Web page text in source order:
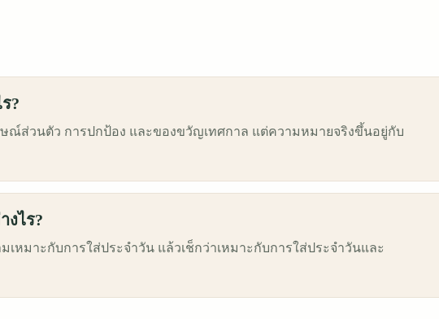
?
ณ์ส่วนตัว การปกป้อง และของขวัญเทศกาล แต่ความหมายจริงขึ้นอยู่กับ
งไร?
หมาะกับการใส่ประจำวัน แล้วเช็กว่าเหมาะกับการใส่ประจำวันและ